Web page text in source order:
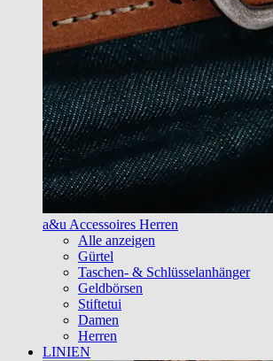
a&u Accessoires Herren
Alle anzeigen
Gürtel
Taschen- & Schlüsselanhänger
Geldbörsen
Stiftetui
Damen
Herren
LINIEN